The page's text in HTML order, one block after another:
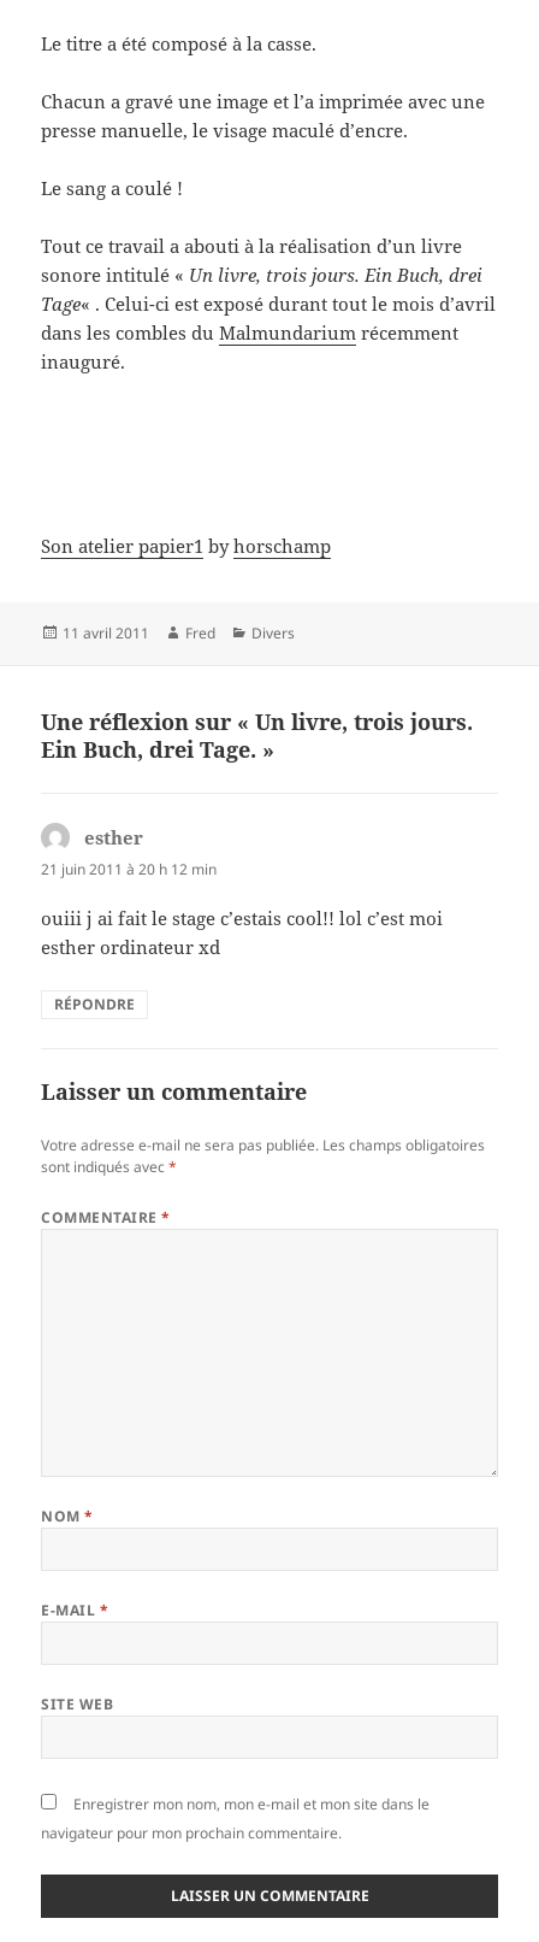
Le titre a été composé à la casse.
Chacun a gravé une image et l’a imprimée avec une
presse manuelle, le visage maculé d’encre.
Le sang a coulé !
Tout ce travail a abouti à la réalisation d’un livre
sonore intitulé « Un livre, trois jours. Ein Buch, drei
Tage« . Celui-ci est exposé durant tout le mois d’avril
dans les combles duMalmundarium récemment
inauguré.
Son atelier papier1 byhorschamp
Publié
11 avril 2011 Auteur
Fred Catégories
Divers
Une réflexion sur « Un livre, trois jours.
Ein Buch, drei Tage. »
esther
21 juin 2011 à 20 h 12 min
ouiii j ai fait le stage c’estais cool!! lol c’est moi
esther ordinateur xd
RÉPONDRE
Laisser un commentaire
Votre adresse e-mail ne sera pas publiée. Les champs obligatoires
sont indiqués avec*
COMMENTAIRE*
NOM*
E-MAIL *
SITE WEB
Enregistrer mon nom, mon e-mail et mon site dans le
navigateur pour mon prochain commentaire.